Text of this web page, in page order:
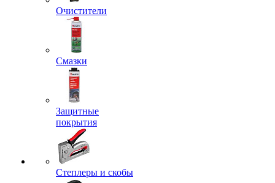
Очистители
Смазки
Защитные
покрытия
Степлеры и скобы